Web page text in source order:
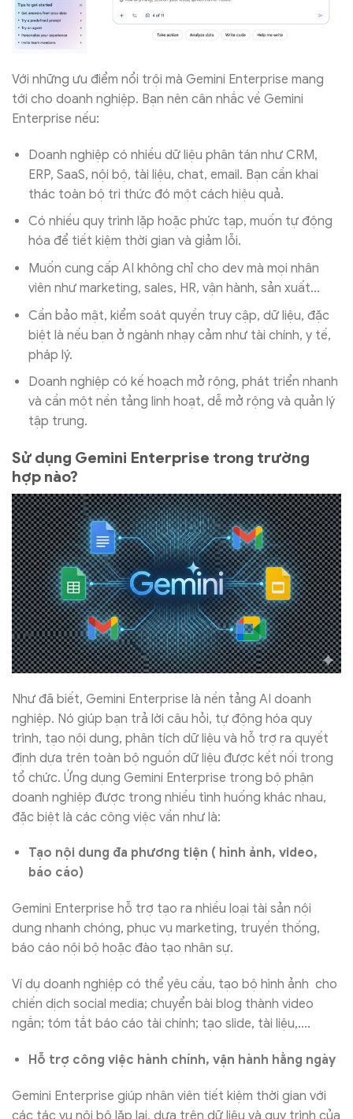
Với những ưu điểm nổi trội mà Gemini Enterprise mang
tới cho doanh nghiệp. Bạn nên cân nhắc về Gemini
Enterprise nếu:
Doanh nghiệp có nhiều dữ liệu phân tán như CRM,
ERP, SaaS, nội bộ, tài liệu, chat, email. Bạn cần khai
thác toàn bộ tri thức đó một cách hiệu quả.
Có nhiều quy trình lặp hoặc phức tạp, muốn tự động
hóa để tiết kiệm thời gian và giảm lỗi.
Muốn cung cấp AI không chỉ cho dev mà mọi nhân
viên như marketing, sales, HR, vận hành, sản xuất…
Cần bảo mật, kiểm soát quyền truy cập, dữ liệu, đặc
biệt là nếu bạn ở ngành nhạy cảm như tài chính, y tế,
pháp lý.
Doanh nghiệp có kế hoạch mở rộng, phát triển nhanh
và cần một nền tảng linh hoạt, dễ mở rộng và quản lý
tập trung.
Sử dụng Gemini Enterprise trong trường
hợp nào?
Như đã biết, Gemini Enterprise là nền tảng AI doanh
nghiệp. Nó giúp bạn trả lời câu hỏi, tự động hóa quy
trình, tạo nội dung, phân tích dữ liệu và hỗ trợ ra quyết
định dựa trên toàn bộ nguồn dữ liệu được kết nối trong
tổ chức. Ứng dụng Gemini Enterprise trong bộ phận
doanh nghiệp được trong nhiều tình huống khác nhau,
đặc biệt là các công việc vần như là:
Tạo nội dung đa phương tiện ( hình ảnh, video,
báo cáo)
Gemini Enterprise hỗ trợ tạo ra nhiều loại tài sản nội
dung nhanh chóng, phục vụ marketing, truyền thống,
báo cáo nội bộ hoặc đào tạo nhân sự.
Ví dụ doanh nghiệp có thể yêu cầu, tạo bộ hình ảnh cho
chiến dịch social media; chuyển bài blog thành video
ngắn; tóm tắt báo cáo tài chính; tạo slide, tài liệu,….
Hỗ trợ công việc hành chính, vận hành hằng ngày
Gemini Enterprise giúp nhân viên tiết kiệm thời gian với
các tác vụ nội bộ lặp lại, dựa trên dữ liệu và quy trình của